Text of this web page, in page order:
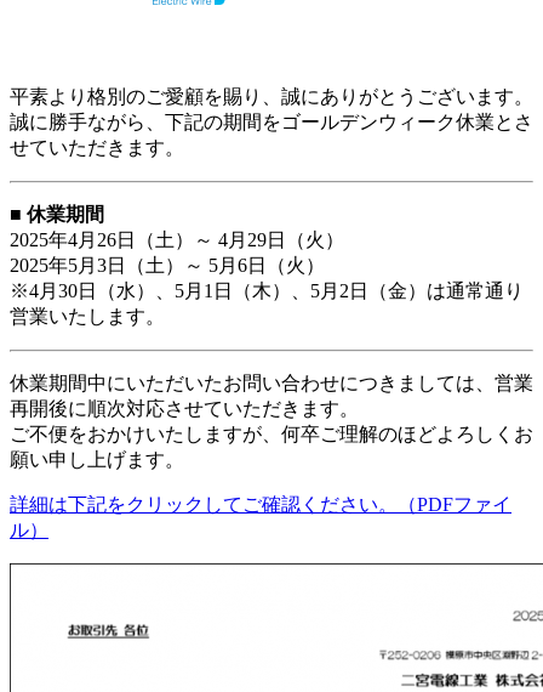
平素より格別のご愛顧を賜り、誠にありがとうございます。
誠に勝手ながら、下記の期間をゴールデンウィーク休業とさ
せていただきます。
■ 休業期間
2025年4月26日（土）～ 4月29日（火）
2025年5月3日（土）～ 5月6日（火）
※4月30日（水）、5月1日（木）、5月2日（金）は通常通り
営業いたします。
休業期間中にいただいたお問い合わせにつきましては、営業
再開後に順次対応させていただきます。
ご不便をおかけいたしますが、何卒ご理解のほどよろしくお
願い申し上げます。
詳細は下記をクリックしてご確認ください。（PDFファイ
ル）